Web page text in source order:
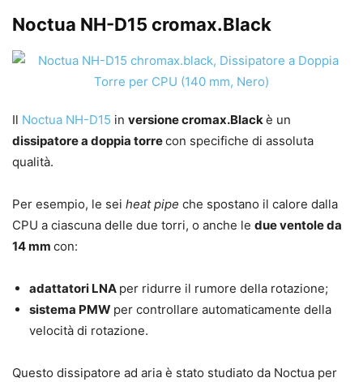
Noctua NH-D15 cromax.Black
Il Noctua NH-D15 in versione cromax.Blackè un
dissipatore a doppia torrecon specifiche di assoluta
qualità.
Per esempio, le sei heat pipe che spostano il calore dalla
CPU a ciascuna delle due torri, o anche le due ventole da
14 mm con:
adattatori LNA per ridurre il rumore della rotazione;
sistema PMW per controllare automaticamente della
velocità di rotazione.
Questo dissipatore ad aria è stato studiato da Noctua per